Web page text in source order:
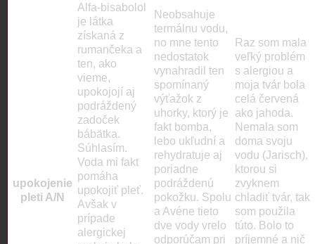
upokojenie
pleti A/N
Alfa-bisabolol
je látka
získaná z
rumančeka a
ten, ako
vieme,
upokojojí aj
podráždený
zadoček
bábätka.
Súhlasím.
Voda mi fakt
pomáha
upokojiť pleť.
Avšak v
prípade
alergickej
Neobsahuje
termálnu vodu,
no mne tento
nedostatok
vynahradil ten
spomínaný
výťažok z
uhorky, ktorý je
fakt bomba,
lebo ukľudní a
rehydratuje aj
poriadne
podráždenú
pokožku. Spolu
a Avéne tieto
dve vody vrelo
odporúčam pri
Raz som mala
veľký problém
s alergiou a
moja tvár bola
celá červená
ako jahoda.
Nemala som
doma svoju
vodu (Jarisch),
ktorou si
zvyknem
chladiť tvár, tak
som použila
túto. Bolo to
príjemné a nič